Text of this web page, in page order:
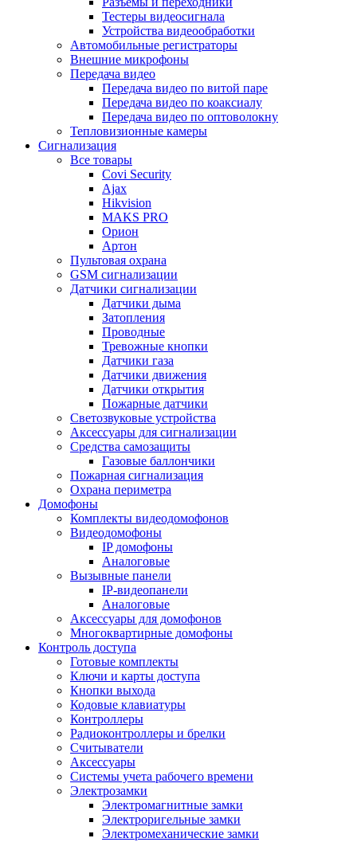
Тестеры видеосигнала
Устройства видеообработки
Автомобильные регистраторы
Внешние микрофоны
Передача видео
Передача видео по витой паре
Передача видео по коаксиалу
Передача видео по оптоволокну
Тепловизионные камеры
Сигнализация
Все товары
Covi Security
Ajax
Hikvision
MAKS PRO
Орион
Артон
Пультовая охрана
GSM сигнализации
Датчики сигнализации
Датчики дыма
Затопления
Проводные
Тревожные кнопки
Датчики газа
Датчики движения
Датчики открытия
Пожарные датчики
Светозвуковые устройства
Аксессуары для сигнализации
Средства самозащиты
Газовые баллончики
Пожарная сигнализация
Охрана периметра
Домофоны
Комплекты видеодомофонов
Видеодомофоны
IP домофоны
Аналоговые
Вызывные панели
IP-видеопанели
Аналоговые
Аксессуары для домофонов
Многоквартирные домофоны
Контроль доступа
Готовые комплекты
Ключи и карты доступа
Кнопки выхода
Кодовые клавиатуры
Контроллеры
Радиоконтроллеры и брелки
Считыватели
Аксессуары
Системы учета рабочего времени
Электрозамки
Электромагнитные замки
Электроригельные замки
Электромеханические замки